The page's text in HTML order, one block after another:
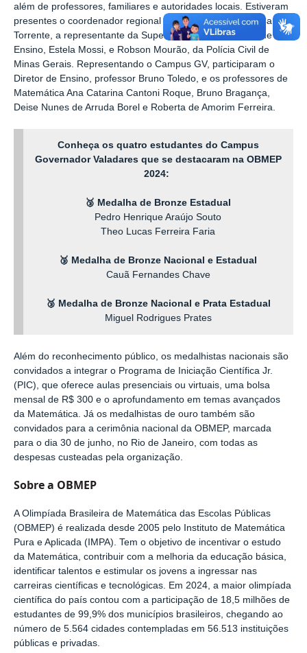
além de professores, familiares e autoridades locais. Estiveram
presentes o coordenador regional da OBMEP, professor Carlos
Torrente, a representante da Superintendência Regional de
Ensino, Estela Mossi, e Robson Mourão, da Polícia Civil de
Minas Gerais. Representando o Campus GV, participaram o
Diretor de Ensino, professor Bruno Toledo, e os professores de
Matemática Ana Catarina Cantoni Roque, Bruno Bragança,
Deise Nunes de Arruda Borel e Roberta de Amorim Ferreira.
Conheça os quatro estudantes do Campus
Governador Valadares que se destacaram na OBMEP
2024:
🥉 Medalha de Bronze Estadual
Pedro Henrique Araújo Souto
Theo Lucas Ferreira Faria
🥉 Medalha de Bronze Nacional e Estadual
Cauã Fernandes Chave
🥉 Medalha de Bronze Nacional e Prata Estadual
Miguel Rodrigues Prates
Além do reconhecimento público, os medalhistas nacionais são
convidados a integrar o Programa de Iniciação Científica Jr.
(PIC), que oferece aulas presenciais ou virtuais, uma bolsa
mensal de R$ 300 e o aprofundamento em temas avançados
da Matemática. Já os medalhistas de ouro também são
convidados para a cerimônia nacional da OBMEP, marcada
para o dia 30 de junho, no Rio de Janeiro, com todas as
despesas custeadas pela organização.
Sobre a OBMEP
A Olimpíada Brasileira de Matemática das Escolas Públicas
(OBMEP) é realizada desde 2005 pelo Instituto de Matemática
Pura e Aplicada (IMPA). Tem o objetivo de incentivar o estudo
da Matemática, contribuir com a melhoria da educação básica,
identificar talentos e estimular os jovens a ingressar nas
carreiras científicas e tecnológicas. Em 2024, a maior olimpíada
científica do país contou com a participação de 18,5 milhões de
estudantes de 99,9% dos municípios brasileiros, chegando ao
número de 5.564 cidades contempladas em 56.513 instituições
públicas e privadas.